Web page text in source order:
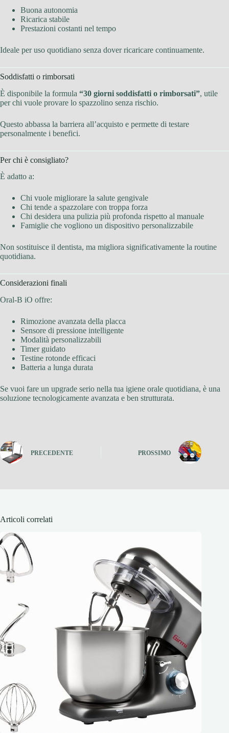
Buona autonomia
Ricarica stabile
Prestazioni costanti nel tempo
Ideale per uso quotidiano senza dover ricaricare continuamente.
Soddisfatti o rimborsati
È disponibile la formula “30 giorni soddisfatti o rimborsati”, utile
per chi vuole provare lo spazzolino senza rischio.
Questo abbassa la barriera all’acquisto e permette di testare
personalmente i benefici.
Per chi è consigliato?
È adatto a:
Chi vuole migliorare la salute gengivale
Chi tende a spazzolare con troppa forza
Chi desidera una pulizia più profonda rispetto al manuale
Famiglie che vogliono un dispositivo personalizzabile
Non sostituisce il dentista, ma migliora significativamente la routine
quotidiana.
Considerazioni finali
Oral-B iO offre:
Rimozione avanzata della placca
Sensore di pressione intelligente
Modalità personalizzabili
Timer guidato
Testine rotonde efficaci
Batteria a lunga durata
Se vuoi fare un upgrade serio nella tua igiene orale quotidiana, è una
soluzione tecnologicamente avanzata e ben strutturata.
PRECEDENTE PROSSIMO
Articoli correlati